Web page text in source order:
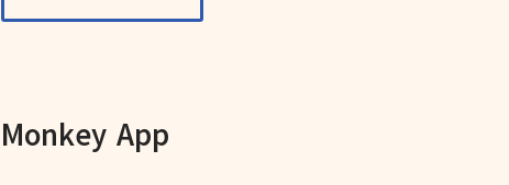
Monkey App